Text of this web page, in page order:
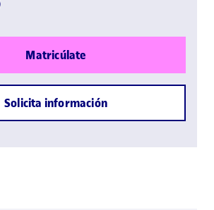
Matricúlate
Solicita información